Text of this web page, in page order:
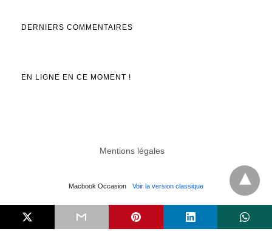
DERNIERS COMMENTAIRES
EN LIGNE EN CE MOMENT !
Mentions légales
Macbook Occasion Voir la version classique